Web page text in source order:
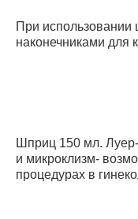
При
наконечниками для
Шприц 150 мл.
и микроклизм-
процедурах в